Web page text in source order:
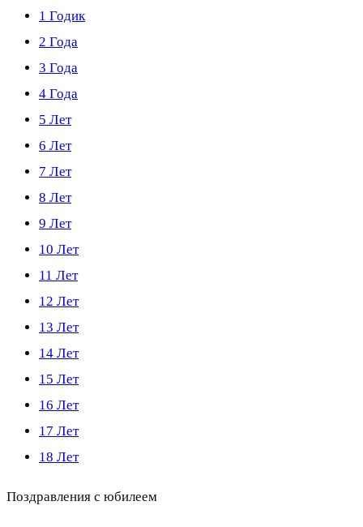
1 Годик
2 Года
3 Года
4 Года
5 Лет
6 Лет
7 Лет
8 Лет
9 Лет
10 Лет
11 Лет
12 Лет
13 Лет
14 Лет
15 Лет
16 Лет
17 Лет
18 Лет
Поздравления с юбилеем